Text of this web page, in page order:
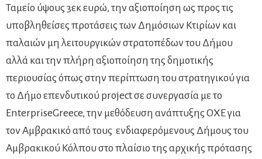
Ταμείο ύψους 3εκ ευρώ, την αξιοποίηση ως προς τις
υποβληθείσες προτάσεις των Δημόσιων Κτιρίων και
παλαιών μη λειτουργικών στρατοπέδων του Δήμου
αλλά και την πλήρη αξιοποίηση της δημοτικής
περιουσίας όπως στην περίπτωση του στρατηγικού για
το Δήμο επενδυτικού project σε συνεργασία με το
EnterpriseGreece, την μεθόδευση ανάπτυξης ΟΧΕ για
τον Αμβρακικό από τους ενδιαφερόμενους Δήμους του
Αμβρακικού Κόλπου στο πλαίσιο της αρχικής πρότασης